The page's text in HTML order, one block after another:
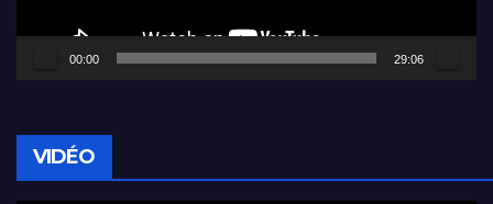
00:00 29:06
VIDÉO